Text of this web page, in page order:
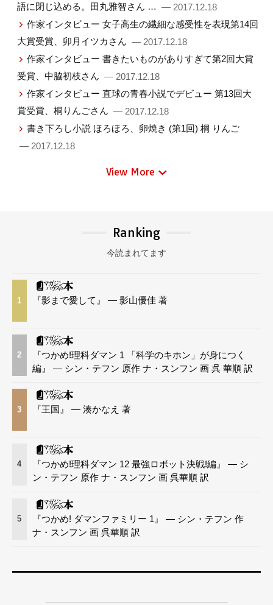
語に閉じ込める。田丸雅智さん … — 2017.12.18
作家インタビュー 女子高生の繊細な感受性を表現第14回
大賞受賞、卯月イツカさん — 2017.12.18
作家インタビュー 書きたいものがありすぎて第2回大賞
受賞、中脇初枝さん — 2017.12.18
作家インタビュー 直球の青春小説でデビュー 第13回大
賞受賞、桐りんごさん — 2017.12.18
書き下ろし小説 ほろほろ、卵焼き (第1回) 桐 りんご
— 2017.12.18
View More
Ranking
今読まれてます
1 『影まで愛して』 — 影山優佳 著
2
『つかめ!理科ダマン 1 「科学のキホン」が身につく
編』 — シン・テフン 原作 ナ・スンフン 画 呉 華順 訳
3 『王国』 — 湊かなえ 著
4
『つかめ!理科ダマン 12 最強ロボット決戦!編』 — シ
ン・テフン 原作 ナ・スンフン 画 呉華順 訳
5
『つかめ! ダマンファミリー 1』 — シン・テフン 作
ナ・スンフン 画 呉華順 訳